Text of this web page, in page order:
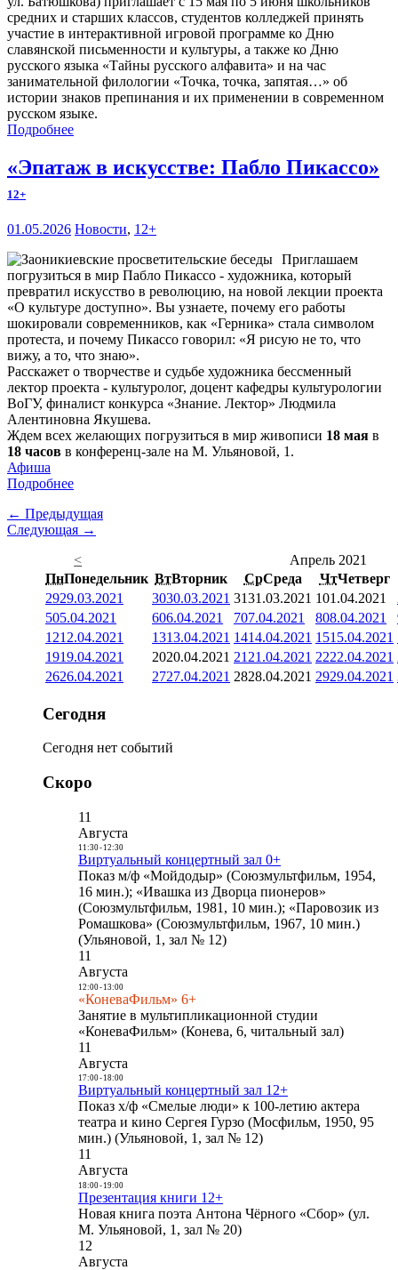
средних и старших классов, студентов колледжей принять
участие в интерактивной игровой программе ко Дню
славянской письменности и культуры, а также ко Дню
русского языка «Тайны русского алфавита» и на час
занимательной филологии «Точка, точка, запятая…» об
истории знаков препинания и их применении в современном
русском языке.
Подробнее
«Эпатаж в искусстве: Пабло Пикассо»
12+
01.05.2026 Новости, 12+
Приглашаем
погрузиться в мир Пабло Пикассо - художника, который
превратил искусство в революцию, на новой лекции проекта
«О культуре доступно». Вы узнаете, почему его работы
шокировали современников, как «Герника» стала символом
протеста, и почему Пикассо говорил: «Я рисую не то, что
вижу, а то, что знаю».
Расскажет о творчестве и судьбе художника бессменный
лектор проекта - культуролог, доцент кафедры культурологии
ВоГУ, финалист конкурса «Знание. Лектор» Людмила
Алентиновна Якушева.
Ждем всех желающих погрузиться в мир живописи 18 мая в
18 часов в конференц-зале на М. Ульяновой, 1.
Афиша
Подробнее
← Предыдущая
Следующая →
<
Апрель 2021
ПнПонедельник ВтВторник СрСреда ЧтЧетверг
2929.03.2021 3030.03.2021 3131.03.2021 101.04.2021
505.04.2021 606.04.2021 707.04.2021 808.04.2021
1212.04.2021 1313.04.2021 1414.04.2021 1515.04.2021
1919.04.2021 2020.04.2021 21 21.04.2021 2222.04.2021
2626.04.2021 2727.04.2021 2828.04.2021 2929.04.2021
Сегодня
Сегодня нет событий
Скоро
11
Августа
11:30- 12:30
Виртуальный концертный зал 0+
Показ м/ф «Мойдодыр» (Союзмультфильм, 1954,
16 мин.); «Ивашка из Дворца пионеров»
(Союзмультфильм, 1981, 10 мин.); «Паровозик из
Ромашкова» (Союзмультфильм, 1967, 10 мин.)
(Ульяновой, 1, зал № 12)
11
Августа
12:00- 13:00
«КоневаФильм» 6+
Занятие в мультипликационной студии
«КоневаФильм» (Конева, 6, читальный зал)
11
Августа
17:00- 18:00
Виртуальный концертный зал 12+
Показ х/ф «Смелые люди» к 100-летию актера
театра и кино Сергея Гурзо (Мосфильм, 1950, 95
мин.) (Ульяновой, 1, зал № 12)
11
Августа
18:00- 19:00
Презентация книги 12+
Новая книга поэта Антона Чёрного «Сбор» (ул.
М. Ульяновой, 1, зал № 20)
12
Августа